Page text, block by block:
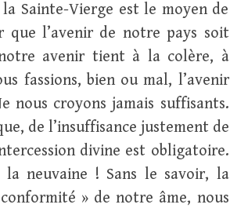
Sainte-Vierge est le moyen de
que l’avenir de notre pays soit
avenir tient à la colère, à
fassions, bien ou mal, l’avenir
nous croyons jamais suffisants.
de l’insuffisance justement de
divine est obligatoire.
neuvaine ! Sans le savoir, la
» de notre âme, nous